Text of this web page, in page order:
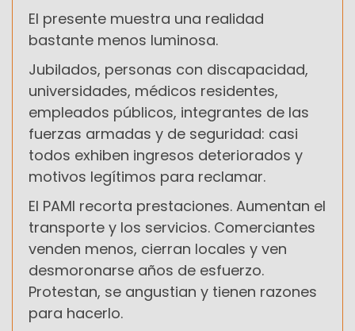
El presente muestra una realidad
bastante menos luminosa.
Jubilados, personas con discapacidad,
universidades, médicos residentes,
empleados públicos, integrantes de las
fuerzas armadas y de seguridad: casi
todos exhiben ingresos deteriorados y
motivos legítimos para reclamar.
El PAMI recorta prestaciones. Aumentan el
transporte y los servicios. Comerciantes
venden menos, cierran locales y ven
desmoronarse años de esfuerzo.
Protestan, se angustian y tienen razones
para hacerlo.